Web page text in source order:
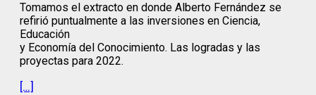
Tomamos el extracto en donde Alberto Fernández se
refirió puntualmente a las inversiones en Ciencia,
Educación
y Economía del Conocimiento. Las logradas y las
proyectas para 2022.
[…]